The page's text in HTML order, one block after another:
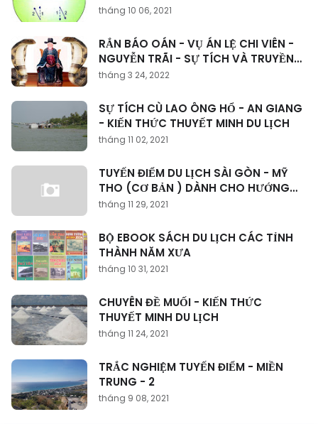
QUYỂN
tháng 10 06, 2021
RẮN BÁO OÁN - VỤ ÁN LỆ CHI VIÊN -
NGUYỄN TRÃI - SỰ TÍCH VÀ TRUYỀN
THUYẾT
tháng 3 24, 2022
SỰ TÍCH CÙ LAO ÔNG HỔ - AN GIANG
- KIẾN THỨC THUYẾT MINH DU LỊCH
tháng 11 02, 2021
TUYẾN ĐIỂM DU LỊCH SÀI GÒN - MỸ
THO (CƠ BẢN ) DÀNH CHO HƯỚNG
DẪN VIÊN
tháng 11 29, 2021
BỘ EBOOK SÁCH DU LỊCH CÁC TỈNH
THÀNH NĂM XƯA
tháng 10 31, 2021
CHUYÊN ĐỀ MUỐI - KIẾN THỨC
THUYẾT MINH DU LỊCH
tháng 11 24, 2021
TRẮC NGHIỆM TUYẾN ĐIỂM - MIỀN
TRUNG - 2
tháng 9 08, 2021